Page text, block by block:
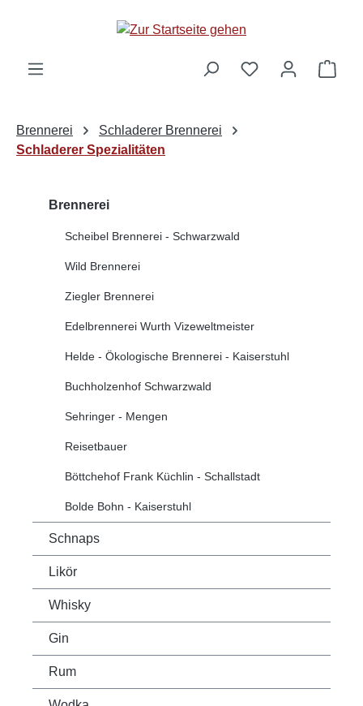
Brennerei
Schladerer Brennerei
Schladerer Spezialitäten
Brennerei
Scheibel Brennerei - Schwarzwald
Wild Brennerei
Ziegler Brennerei
Edelbrennerei Wurth Vizeweltmeister
Helde - Ökologische Brennerei - Kaiserstuhl
Buchholzenhof Schwarzwald
Sehringer - Mengen
Reisetbauer
Böttchehof Frank Küchlin - Schallstadt
Bolde Bohn - Kaiserstuhl
Schnaps
Likör
Whisky
Gin
Rum